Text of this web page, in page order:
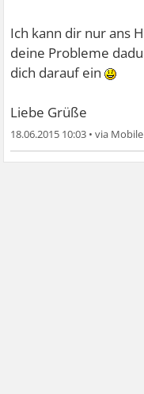
Ich kann dir nur ans
deine Probleme
dich darauf ein
Liebe Grüße
18.06.2015 10:03 •